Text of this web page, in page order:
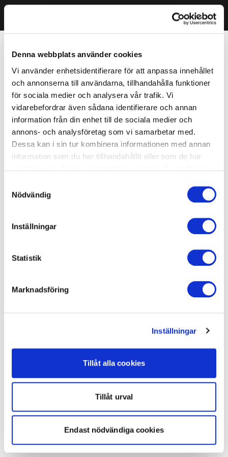
Denna webbplats använder cookies
Vi använder enhetsidentifierare för att anpassa innehållet
och annonserna till användarna, tillhandahålla funktioner
för sociala medier och analysera vår trafik. Vi
vidarebefordrar även sådana identifierare och annan
information från din enhet till de sociala medier och
annons- och analysföretag som vi samarbetar med.
Dessa kan i sin tur kombinera informationen med annan
information som du har tillhandahållit eller som de har
Nödvändig
Inställningar
Statistik
Marknadsföring
Inställningar
Tillåt alla cookies
Tillåt urval
Endast nödvändiga cookies